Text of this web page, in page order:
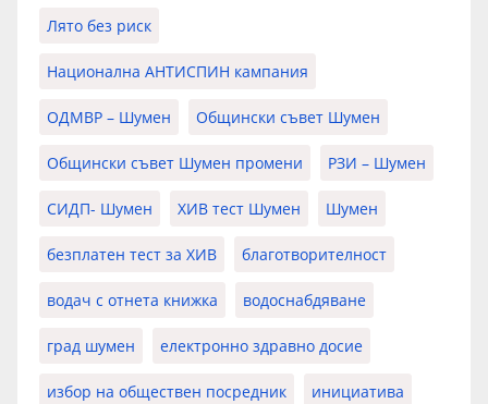
Лято без риск
Национална АНТИСПИН кампания
ОДМВР – Шумен Общински съвет Шумен
Общински съвет Шумен промени РЗИ – Шумен
СИДП- Шумен ХИВ тест Шумен Шумен
безплатен тест за ХИВ благотворителност
водач с отнета книжка водоснабдяване
град шумен електронно здравно досие
избор на обществен посредник инициатива